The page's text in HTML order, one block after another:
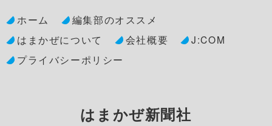
ホーム
編集部のオススメ
はまかぜについて
会社概要
J:COM
プライバシーポリシー
はまかぜ新聞社